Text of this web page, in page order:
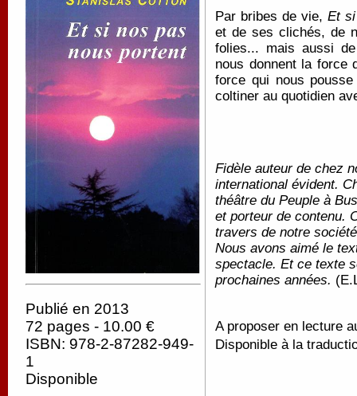
Publié en 2013
72 pages - 10.00 €
ISBN: 978-2-87282-949-
1
Disponible
Par bribes de vie,Et
et de ses clichés, de
folies... mais aussi
nous donnent la force
force qui nous
coltiner au quotidien
Fidèle auteur de chez
international évident.
théâtre du Peuple à
et porteur de contenu.
travers de notre
Nous avons aimé le
spectacle. Et ce texte
prochaines années.
A proposer en lecture
Disponible à la